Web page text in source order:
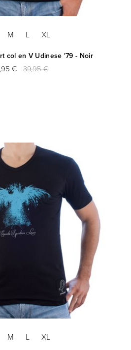
M L XL
col en V Udinese '79 - Noir
€ 39,95 €
M L XL